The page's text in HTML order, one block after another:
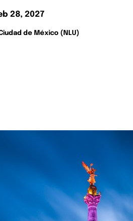
28, 2027
de México (NLU)